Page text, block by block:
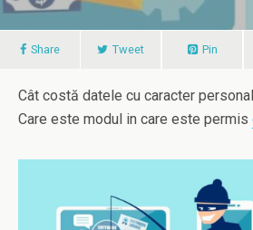
Share Tweet Pin
Cât costă datele cu caracter
Care este modul in care este permis